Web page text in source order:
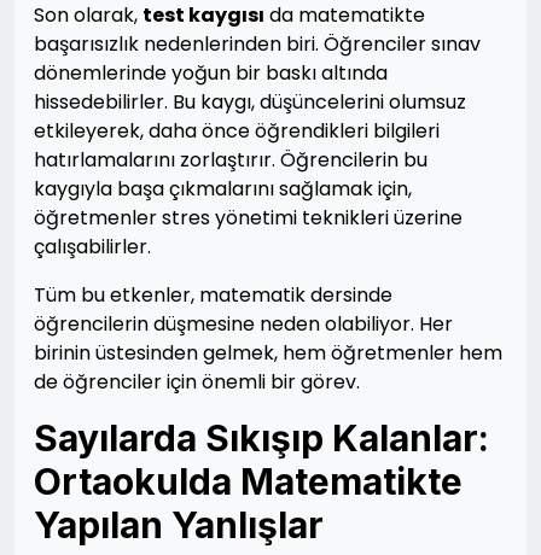
Son olarak, test kaygısı da matematikte
başarısızlık nedenlerinden biri. Öğrenciler sınav
dönemlerinde yoğun bir baskı altında
hissedebilirler. Bu kaygı, düşüncelerini olumsuz
etkileyerek, daha önce öğrendikleri bilgileri
hatırlamalarını zorlaştırır. Öğrencilerin bu
kaygıyla başa çıkmalarını sağlamak için,
öğretmenler stres yönetimi teknikleri üzerine
çalışabilirler.
Tüm bu etkenler, matematik dersinde
öğrencilerin düşmesine neden olabiliyor. Her
birinin üstesinden gelmek, hem öğretmenler hem
de öğrenciler için önemli bir görev.
Sayılarda Sıkışıp Kalanlar:
Ortaokulda Matematikte
Yapılan Yanlışlar